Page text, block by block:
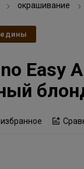
окрашивание
Easy